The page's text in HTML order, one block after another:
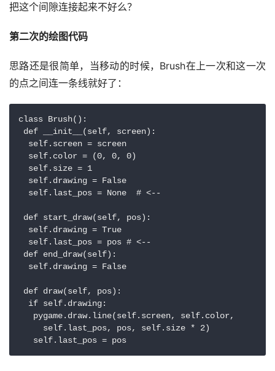
把这个间隙连接起来不好么？
第二次的绘图代码
思路还是很简单，当移动的时候，Brush在上一次和这一次
的点之间连一条线就好了：
class Brush():
def __init__(self, screen):
  self.screen = screen
  self.color = (0, 0, 0)
  self.size = 1
  self.drawing = False
  self.last_pos = None  # <--
def start_draw(self, pos):
  self.drawing = True
  self.last_pos = pos # <--
def end_draw(self):
  self.drawing = False
def draw(self, pos):
  if self.drawing:
   pygame.draw.line(self.screen, self.color,
     self.last_pos, pos, self.size * 2)